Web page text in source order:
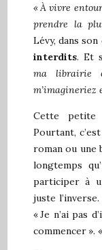
« À vivre
prendre la
Lévy, dans
interdits. Et
ma librairie
m’imagineriez
Cette petite
Pourtant,
roman ou une
longtemps
participer à
juste
« Je n’ai pas
commencer ».